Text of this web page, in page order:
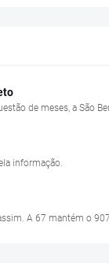
de meses, a São
informação.
A 67 mantém o